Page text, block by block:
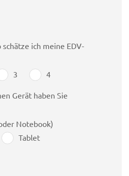
schätze ich meine EDV-
3 4
Gerät haben Sie
Notebook)
Tablet